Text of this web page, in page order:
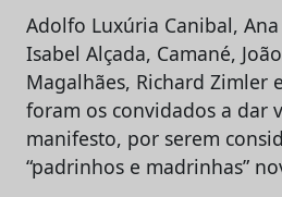
Adolfo Luxúria Canibal,
Isabel Alçada, Camané,
Magalhães, Richard Zimler
foram os convidados a dar
manifesto, por serem
“padrinhos e madrinhas”